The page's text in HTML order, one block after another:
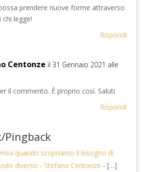
prendere nuove forme attraverso
legge!
Rispondi
Centonze il 31 Gennaio 2021 alle
il commento. È proprio così. Saluti
Rispondi
Pingback
quando scopriamo il bisogno di
diverso - Stefano Centonze - […]